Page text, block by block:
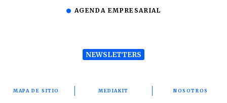
AGENDA EMPRESARIAL
NEWSLETTERS
MAPA DE SITIO MEDIAKIT NOSOTROS